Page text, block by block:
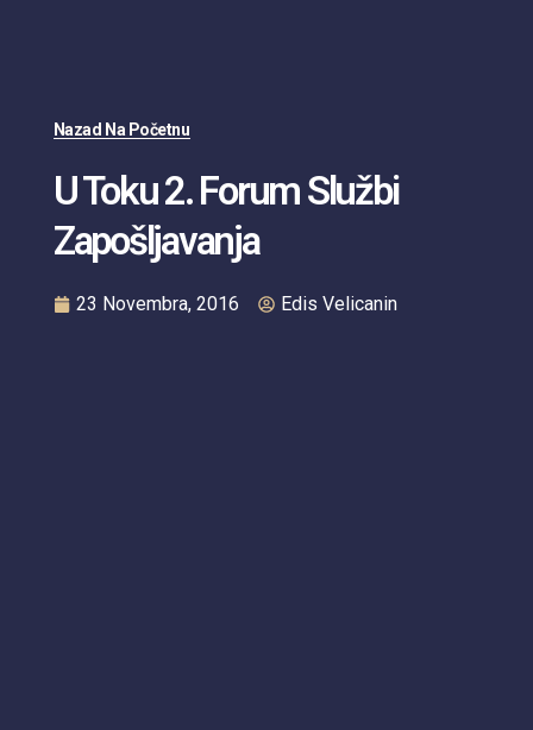
Nazad Na Početnu
U Toku 2. Forum Službi
Zapošljavanja
23 Novembra, 2016 Edis Velicanin